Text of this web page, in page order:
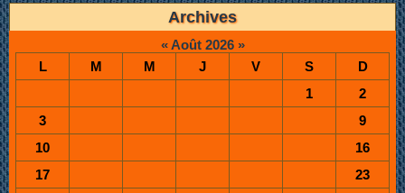
Archives
« Août 2026 »
L
M M J V S
D
1
2
3
9
10
16
17
23